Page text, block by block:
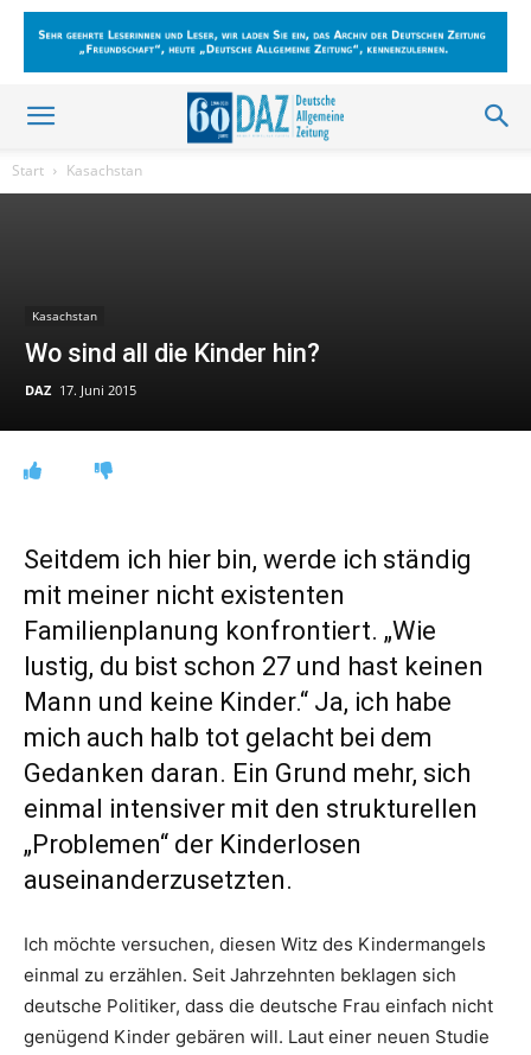
Start Kasachstan
Kasachstan
Wo sind all die Kinder hin?
DAZ 17. Juni 2015
Seitdem ich hier bin, werde ich ständig
mit meiner nicht existenten
Familienplanung konfrontiert. „Wie
lustig, du bist schon 27 und hast keinen
Mann und keine Kinder.“ Ja, ich habe
mich auch halb tot gelacht bei dem
Gedanken daran. Ein Grund mehr, sich
einmal intensiver mit den strukturellen
„Problemen“ der Kinderlosen
auseinanderzusetzten.
Ich möchte versuchen, diesen Witz des Kindermangels
einmal zu erzählen. Seit Jahrzehnten beklagen sich
deutsche Politiker, dass die deutsche Frau einfach nicht
genügend Kinder gebären will. Laut einer neuen Studie